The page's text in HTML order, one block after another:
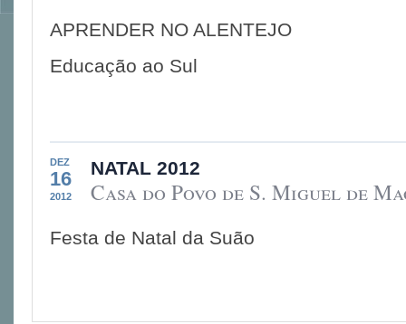
APRENDER NO ALENTEJO
Educação ao Sul
DEZ
16
2012
NATAL 2012
Casa do Povo de S. Miguel de
Festa de Natal da Suão